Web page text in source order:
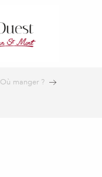
Où manger ?